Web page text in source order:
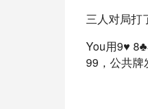
三人对局打
You用9♥
99，公共牌